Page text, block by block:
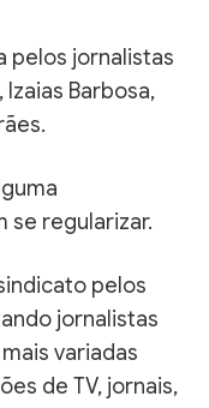
pelos jornalistas
Barbosa,
se regularizar.
pelos
jornalistas
variadas
de TV, jornais,